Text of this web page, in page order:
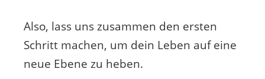
Also, lass uns zusammen den ersten
Schritt machen, um dein Leben auf eine
neue Ebene zu heben.